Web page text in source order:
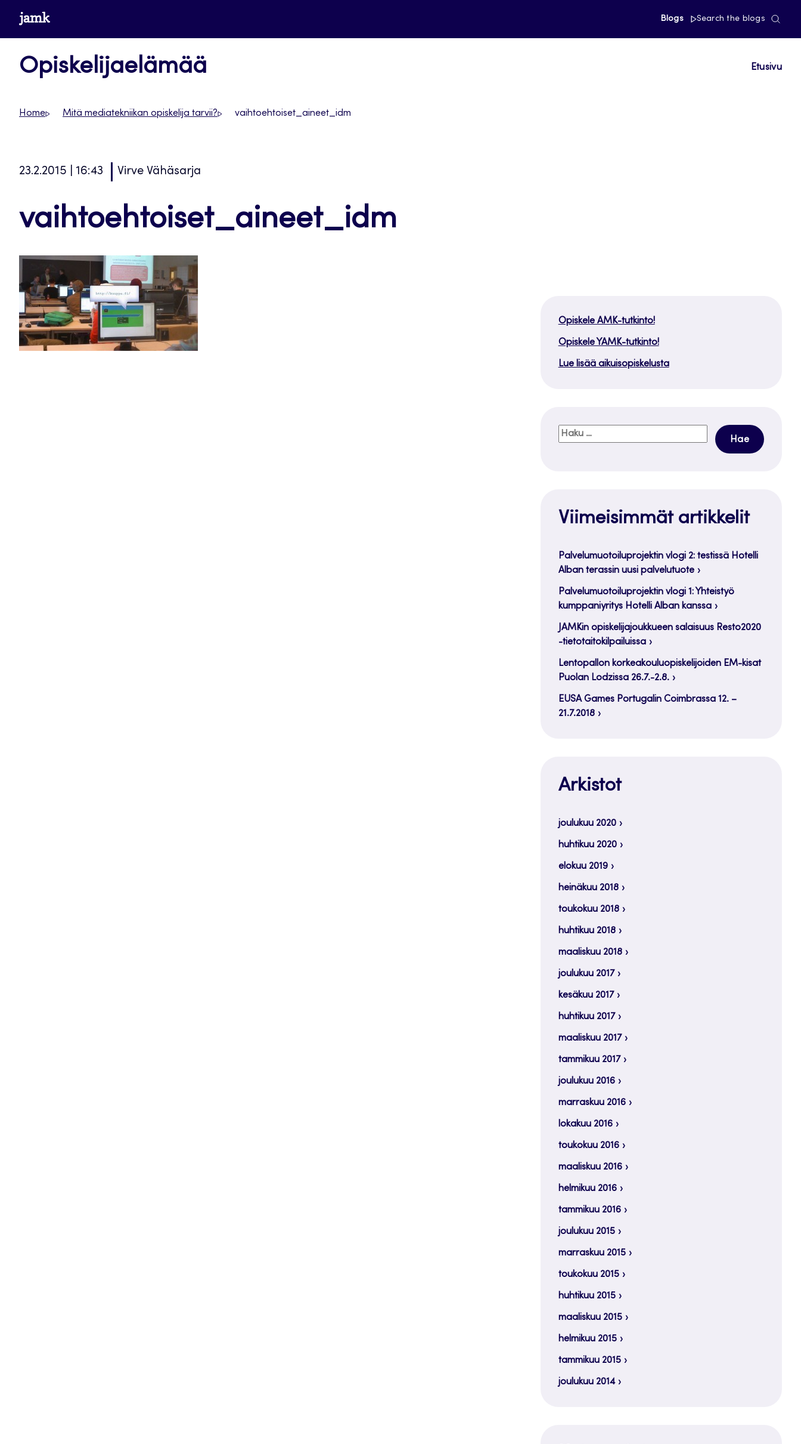
Siirrywww.jamk.fi Blogs Search the blogs
Opiskelijaelämää Etusivu
Home Mitä mediatekniikan opiskelija tarvii? vaihtoehtoiset_aineet_idm
23.2.2015 | 16:43 Virve Vähäsarja
vaihtoehtoiset_aineet_idm
Opiskele AMK-tutkinto!
Opiskele YAMK-tutkinto!
Lue lisää aikuisopiskelusta
Haku:
Viimeisimmät artikkelit
Palvelumuotoiluprojektin vlogi 2: testissä Hotelli
Alban terassin uusi palvelutuote
Palvelumuotoiluprojektin vlogi 1: Yhteistyö
kumppaniyritys Hotelli Alban kanssa
JAMKin opiskelijajoukkueen salaisuus Resto2020
-tietotaitokilpailuissa
Lentopallon korkeakouluopiskelijoiden EM-kisat
Puolan Lodzissa 26.7.-2.8.
EUSA Games Portugalin Coimbrassa 12. –
21.7.2018
Arkistot
joulukuu 2020
huhtikuu 2020
elokuu 2019
heinäkuu 2018
toukokuu 2018
huhtikuu 2018
maaliskuu 2018
joulukuu 2017
kesäkuu 2017
huhtikuu 2017
maaliskuu 2017
tammikuu 2017
joulukuu 2016
marraskuu 2016
lokakuu 2016
toukokuu 2016
maaliskuu 2016
helmikuu 2016
tammikuu 2016
joulukuu 2015
marraskuu 2015
toukokuu 2015
huhtikuu 2015
maaliskuu 2015
helmikuu 2015
tammikuu 2015
joulukuu 2014